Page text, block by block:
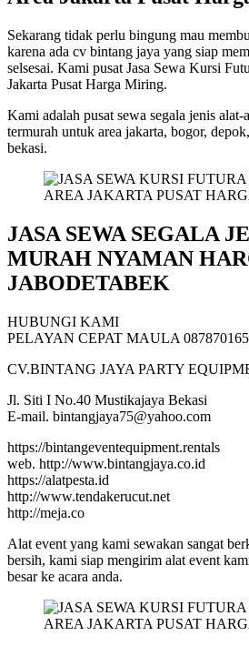
Sekarang tidak perlu bingung mau
karena ada cv bintang jaya yang siap
selsesai. Kami pusat Jasa Sewa Kursi
Jakarta Pusat Harga Miring.
Kami adalah pusat sewa segala jenis
termurah untuk area jakarta, bogor,
bekasi.
JASA SEWA SEGALA
MURAH NYAMAN
JABODETABEK
HUBUNGI KAMI
PELAYAN CEPAT MAULA
CV.BINTANG JAYA PARTY
Jl. Siti I No.40 Mustikajaya Bekasi
E-mail. bintangjaya75@yahoo.com
https://bintangeventequipment.rentals
web. http://www.bintangjaya.co.id
https://alatpesta.id
http://www.tendakerucut.net
http://meja.co
Alat event yang kami sewakan sangat
bersih, kami siap mengirim alat event
besar ke acara anda.